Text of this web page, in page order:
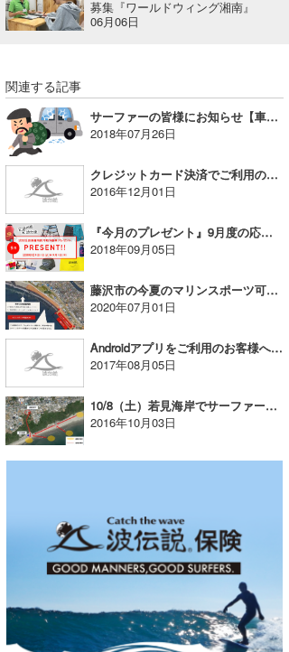
募集『ワールドウィング湘南』
06月06日
関連する記事
サーファーの皆様にお知らせ【車上荒らしが増加しております】
2018年07月26日
クレジットカード決済でご利用のお客様に対する決済継続不具合に関するお詫び
2016年12月01日
『今月のプレゼント』9月度の応募開始！
2018年09月05日
藤沢市の今夏のマリンスポーツ可能エリアと自粛エリアについて
2020年07月01日
Androidアプリをご利用のお客様へお知らせ
2017年08月05日
10/8（土）若見海岸でサーファーを対象とした津波避難訓練を開催します
2016年10月03日
wanda
banpaku
Mr.K
chappy
Romisea